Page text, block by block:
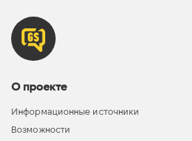
О проекте
Информационные источники
Возможности